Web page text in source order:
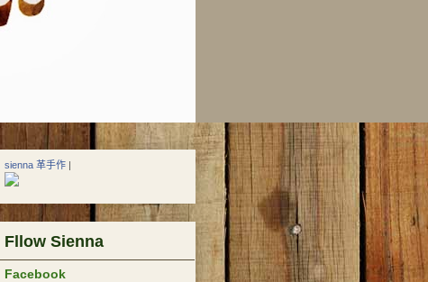
sienna 革手作 |
Fllow Sienna
Facebook